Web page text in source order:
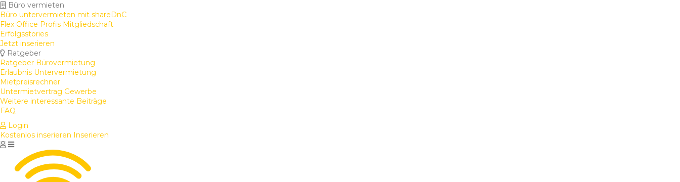
Büro vermieten
Büro untervermieten mit shareDnC
Flex Office Profis Mitgliedschaft
Erfolgsstories
Jetzt inserieren
Ratgeber
Ratgeber Bürovermietung
Erlaubnis Untervermietung
Mietpreisrechner
Untermietvertrag Gewerbe
Weitere interessante Beiträge
FAQ
Login
Kostenlos inserieren Inserieren